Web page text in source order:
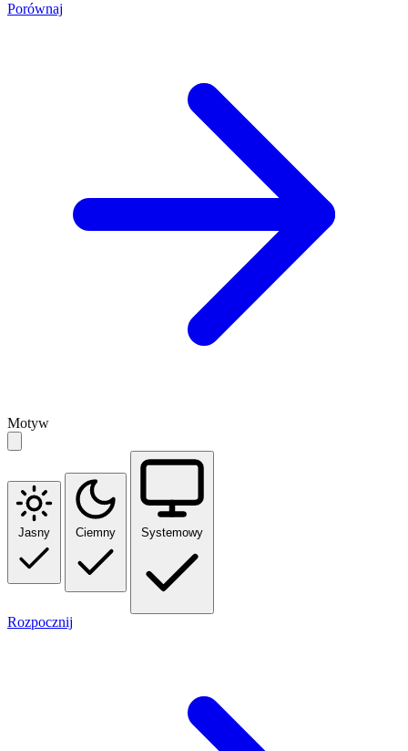
Porównaj
Motyw
Jasny Ciemny Systemowy
Rozpocznij